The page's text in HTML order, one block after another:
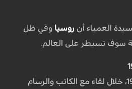
العمياء أن روسيا وفي ظل
سوف تسيطر على العالم.
وينقل أنه في عام 1979، خلال لقاء مع الكاتب والرسام